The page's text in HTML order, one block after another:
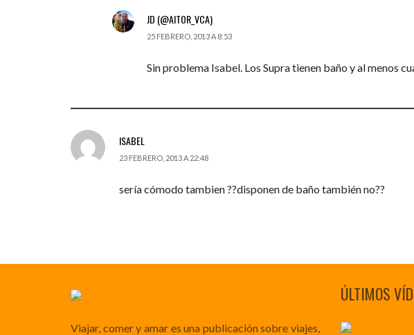
JD (@AITOR_VCA)
25 FEBRERO, 2013 A 8:53
Sin problema Isabel. Los Supra tienen baño y al menos
ISABEL
23 FEBRERO, 2013 A 22:48
sería cómodo tambien ??disponen de baño también no??
Viajar, comer y amar es una publicación sobre viajes,
ÚLTIMOS